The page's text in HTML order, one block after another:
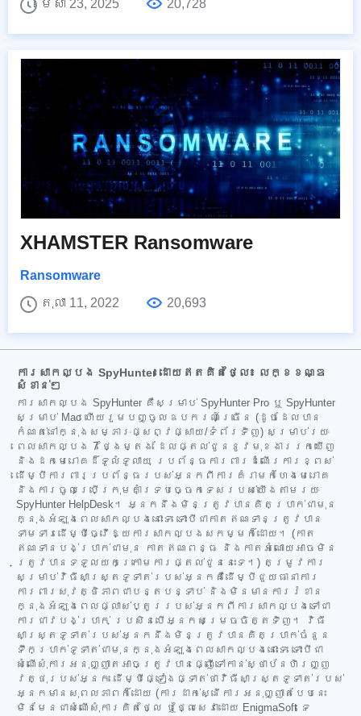
មេសា 23, 2025 20,728
XHAMSTER Ransomware
Ransomware
តុលា 11, 2022
20,693
ការសាកល្បង SpyHunter ដោយឥតគិតថ្លៃ៖ លក្ខខណ្ឌ
សំខាន់ៗ
ការសាកល្បង SpyHunter គឺសម្រាប់ SpyHunter Pro ឬ SpyHunter
សម្រាប់ Mac ហើយរួមបញ្ចូលឧបករណ៍ច្រើន (ដូចដែលបាន
កំណត់នៅក្នុងសម្ភារៈផ្សព្វផ្សាយ/ទំព័រទិញ) សម្រាប់រយៈ
ពេលសាកល្បង 7 ថ្ងៃម្តង ដែលផ្តល់ជូននូវមុខងាររកឃើញ
និងដកមេរោគដ៏ទូលំទូលាយ ប្រព័ន្ធការពារដំណើរការខ្ពស់
ដើម្បីការពារប្រព័ន្ធរបស់អ្នកពីការគំរាមកំហែងមេរោគ
និងការចូលប្រើក្រុមគាំទ្របច្ចេកទេសរបស់យើងតាមរយៈ
SpyHunter HelpDesk។ អ្នកនឹងមិនត្រូវបានគិតប្រាក់ជាមុន
ក្នុងអំឡុងពេលសាកល្បងនោះទេ ទោះបីជាកាតឥណទានត្រូវបាន
ទាមទារដើម្បីធ្វើឱ្យការសាកល្បងសកម្មក៏ដោយ។ (កាត
ឥណទានបង់ប្រាក់ជាមុន កាតឥណពន្ធ និងកាតអំណោយអាចមិន
ត្រូវបានទទួលយកក្រោមការផ្តល់ជូននេះទេ។) តម្រូវការ
សម្រាប់វិធីសាស្ត្រទូទាត់របស់អ្នកគឺដើម្បីជួយធានាការ
ការពារសុវត្ថិភាពជាបន្តបន្ទាប់ និងមិនមានការរំខាន
ក្នុងអំឡុងពេលផ្លាស់ប្តូររបស់អ្នកពីការសាកល្បងទៅជា
ការជាវបង់ប្រាក់ ប្រសិនបើអ្នកសម្រេចចិត្តទិញ។ វិធី
សាស្ត្រទូទាត់របស់អ្នកនឹងមិនត្រូវបានគិតប្រាក់ចំនួន
ទឹកប្រាក់ទូទាត់ជាមុនក្នុងអំឡុងពេលសាកល្បងនោះទេ ទោះបីជា
សំណើសុំការអនុញ្ញាតអាចត្រូវបានផ្ញើទៅកាន់ស្ថាប័នហិរញ្ញ
វត្ថុរបស់អ្នក ដើម្បីផ្ទៀងផ្ទាត់ថាវិធីសាស្ត្រទូទាត់របស់
អ្នកមានសុពលភាពក៏ដោយ (ការដាក់ស្នើការអនុញ្ញាតបែបនេះ
មិនមែនជាសំណើសុំការគិតថ្លៃ ឬថ្លៃសេវាដោយ EnigmaSoft ទេ